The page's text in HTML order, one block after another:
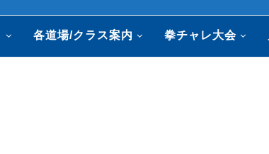
各道場/クラス案内 拳チャレ大会